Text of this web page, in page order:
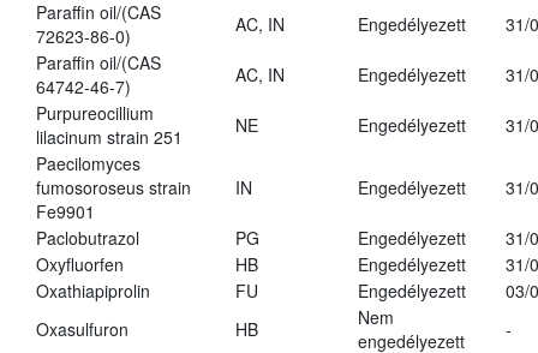
Paraffin oil/(CAS
72623-86-0)
AC, IN Engedélyezett
31/
Paraffin oil/(CAS
64742-46-7)
AC, IN Engedélyezett
31/
Purpureocillium
lilacinum strain 251
NE Engedélyezett
31/
Paecilomyces
fumosoroseus strain
Fe9901
IN Engedélyezett 31/
Paclobutrazol PG Engedélyezett
31/
Oxyfluorfen
HB Engedélyezett
31/
Oxathiapiprolin
FU Engedélyezett
03/
Oxasulfuron
HB
Nem
engedélyezett
-